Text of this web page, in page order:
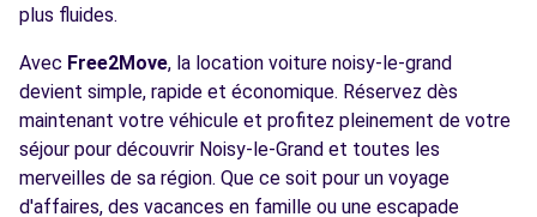
plus fluides.
Avec Free2Move, la location voiture noisy-le-grand
devient simple, rapide et économique. Réservez dès
maintenant votre véhicule et profitez pleinement de votre
séjour pour découvrir Noisy-le-Grand et toutes les
merveilles de sa région. Que ce soit pour un voyage
d'affaires, des vacances en famille ou une escapade